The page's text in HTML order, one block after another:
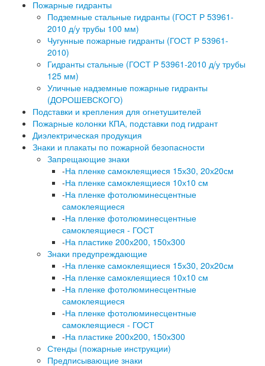
Пожарные гидранты
Подземные стальные гидранты (ГОСТ Р 53961-
2010 д/у трубы 100 мм)
Чугунные пожарные гидранты (ГОСТ Р 53961-
2010)
Гидранты стальные (ГОСТ Р 53961-2010 д/у трубы
125 мм)
Уличные надземные пожарные гидранты
(ДОРОШЕВСКОГО)
Подставки и крепления для огнетушителей
Пожарные колонки КПА, подставки под гидрант
Диэлектрическая продукция
Знаки и плакаты по пожарной безопасности
Запрещающие знаки
-На пленке самоклеящиеся 15х30, 20х20см
-На пленке самоклеящиеся 10х10 см
-На пленке фотолюминесцентные
самоклеящиеся
-На пленке фотолюминесцентные
самоклеящиеся - ГОСТ
-На пластике 200х200, 150х300
Знаки предупреждающие
-На пленке самоклеящиеся 15х30, 20х20см
-На пленке самоклеящиеся 10х10 см
-На пленке фотолюминесцентные
самоклеящиеся
-На пленке фотолюминесцентные
самоклеящиеся - ГОСТ
-На пластике 200х200, 150х300
Стенды (пожарные инструкции)
Предписывающие знаки